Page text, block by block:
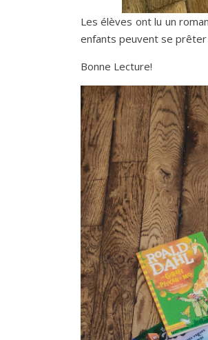
Les élèves ont lu un
enfants peuvent se prêter
Bonne Lecture!